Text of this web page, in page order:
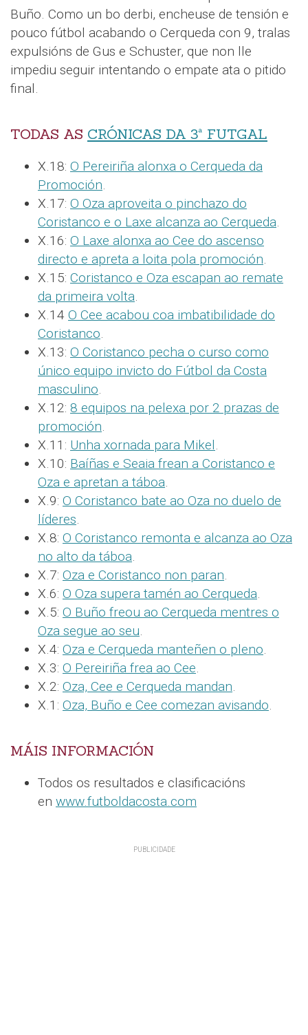
Buño. Como un bo derbi, encheuse de tensión e
pouco fútbol acabando o Cerqueda con 9, tralas
expulsións de Gus e Schuster, que non lle
impediu seguir intentando o empate ata o pitido
final.
TODAS AS CRÓNICAS DA 3ª FUTGAL
X.18: O Pereiriña alonxa o Cerqueda da
Promoción.
X.17: O Oza aproveita o pinchazo do
Coristanco e o Laxe alcanza ao Cerqueda.
X.16: O Laxe alonxa ao Cee do ascenso
directo e apreta a loita pola promoción.
X.15: Coristanco e Oza escapan ao remate
da primeira volta.
X.14 O Cee acabou coa imbatibilidade do
Coristanco.
X.13: O Coristanco pecha o curso como
único equipo invicto do Fútbol da Costa
masculino.
X.12: 8 equipos na pelexa por 2 prazas de
promoción.
X.11: Unha xornada para Mikel.
X.10: Baíñas e Seaia frean a Coristanco e
Oza e apretan a táboa.
X.9: O Coristanco bate ao Oza no duelo de
líderes.
X.8: O Coristanco remonta e alcanza ao Oza
no alto da táboa.
X.7: Oza e Coristanco non paran.
X.6: O Oza supera tamén ao Cerqueda.
X.5: O Buño freou ao Cerqueda mentres o
Oza segue ao seu.
X.4: Oza e Cerqueda manteñen o pleno.
X.3: O Pereiriña frea ao Cee.
X.2: Oza, Cee e Cerqueda mandan.
X.1: Oza, Buño e Cee comezan avisando.
MÁIS INFORMACIÓN
Todos os resultados e clasificacións
en www.futboldacosta.com